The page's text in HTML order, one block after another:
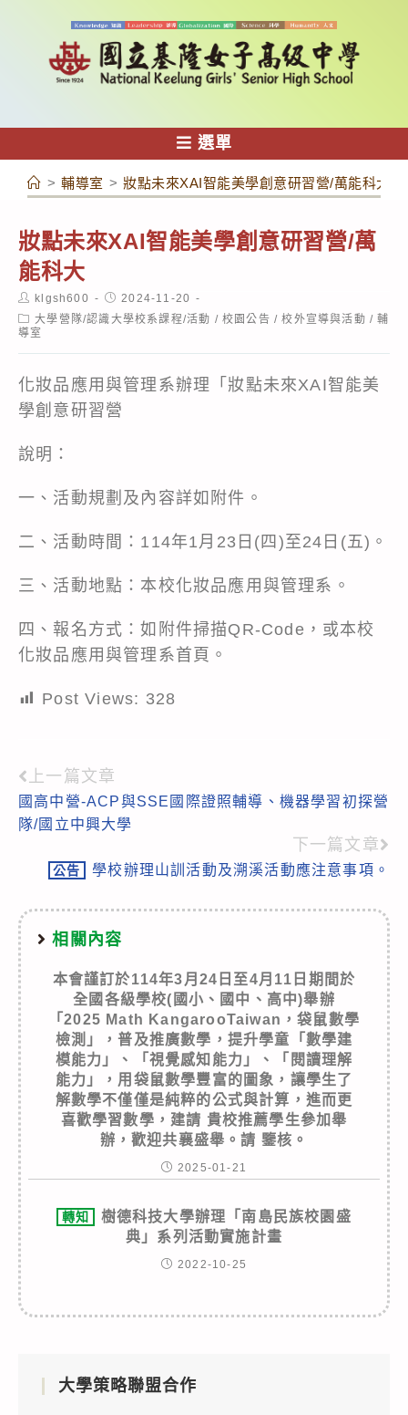
容
選單
> 輔導室 > 妝點未來XAI智能美學創意研習營/萬能科大
妝點未來XAI智能美學創意研習營/萬
能科大
Post
author:
klgsh600
Post
published:
2024-11-20
Post
category:
大學營隊/認識大學校系課程/活動 / 校園公告 / 校外宣導與活動 / 輔
導室
化妝品應用與管理系辦理「妝點未來XAI智能美
學創意研習營
說明：
一、活動規劃及內容詳如附件。
二、活動時間：114年1月23日(四)至24日(五)。
三、活動地點：本校化妝品應用與管理系。
四、報名方式：如附件掃描QR-Code，或本校
化妝品應用與管理系首頁。
Post Views: 328
Read
more
上一篇文章
國高中營-ACP與SSE國際證照輔導、機器學習初探營
隊/國立中興大學
下一篇文章
公告 學校辦理山訓活動及溯溪活動應注意事項。
相關內容
本會謹訂於114年3月24日至4月11日期間於
全國各級學校(國小、國中、高中)舉辦
「2025 Math KangarooTaiwan，袋鼠數學
檢測」，普及推廣數學，提升學童「數學建
模能力」、「視覺感知能力」、「閱讀理解
能力」，用袋鼠數學豐富的圖象，讓學生了
解數學不僅僅是純粹的公式與計算，進而更
喜歡學習數學，建請 貴校推薦學生參加舉
辦，歡迎共襄盛舉。請 鑒核。
2025-01-21
轉知
樹德科技大學辦理「南島民族校園盛
典」系列活動實施計畫
2022-10-25
大學策略聯盟合作